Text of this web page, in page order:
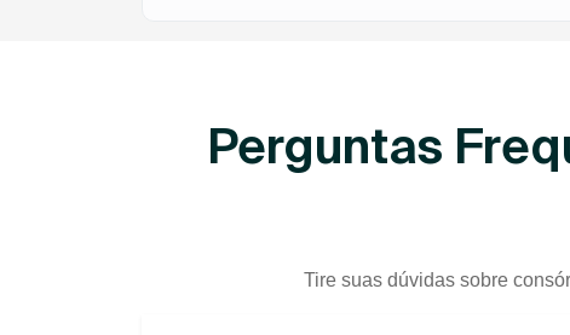
Perguntas
Tire suas dúvidas sobre